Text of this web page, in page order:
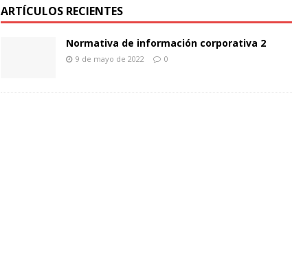
ARTÍCULOS RECIENTES
Normativa de información corporativa 2
9 de mayo de 2022 0